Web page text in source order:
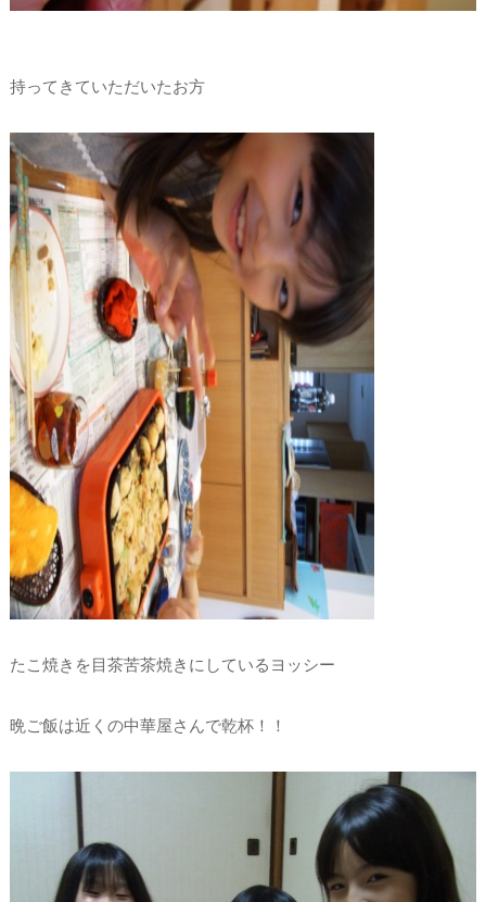
持ってきていただいたお方
たこ焼きを目茶苦茶焼きにしているヨッシー
晩ご飯は近くの中華屋さんで乾杯！！